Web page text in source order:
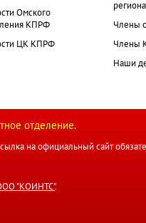
Омского
КПРФ
ЦК КПРФ
Члены
Члены
Наши
отделение.
на официальный сайт
"КОИНТС".